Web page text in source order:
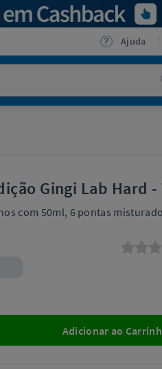
Ajuda
Gingi Lab Hard -
com 50ml, 6 pontas
Adicionar ao